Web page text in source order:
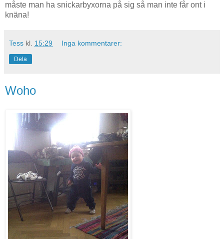
måste man ha snickarbyxorna på sig så man inte får ont i
knäna!
Tess kl. 15:29 Inga kommentarer:
Dela
Woho